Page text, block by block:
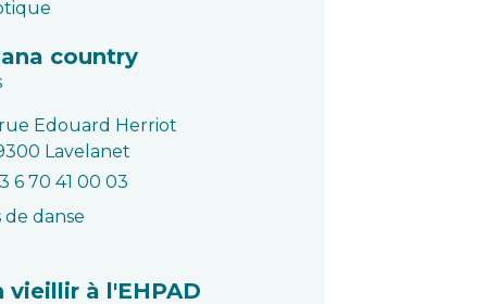
country
Edouard Herriot
Lavelanet
6 70 41 00 03
de danse
vieillir à l'EHPAD